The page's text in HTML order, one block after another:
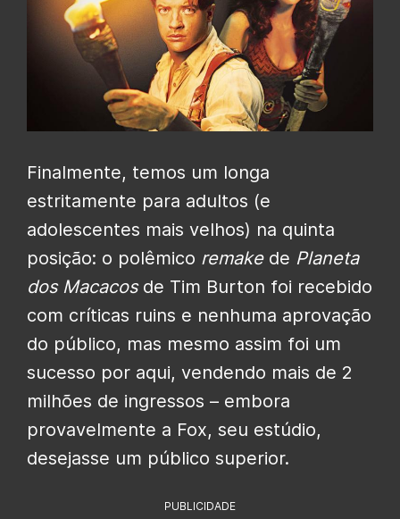
Finalmente, temos um longa
estritamente para adultos (e
adolescentes mais velhos) na quinta
posição: o polêmico remakede Planeta
dos Macacosde Tim Burton foi recebido
com críticas ruins e nenhuma aprovação
do público, mas mesmo assim foi um
sucesso por aqui, vendendo mais de 2
milhões de ingressos – embora
provavelmente a Fox, seu estúdio,
desejasse um público superior.
PUBLICIDADE